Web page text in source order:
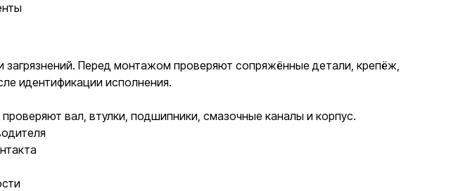
Перед монтажом проверяют сопряжённые детали, крепёж,
идентификации исполнения.
вал, втулки, подшипники, смазочные каналы и корпус.